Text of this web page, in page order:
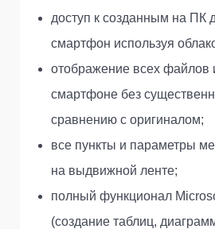
доступ к созданным на ПК
смартфон используя
отображение всех файлов
смартфоне без
сравнению с оригиналом;
все пункты и параметры
на выдвижной ленте;
полный функционал
(создание таблиц,